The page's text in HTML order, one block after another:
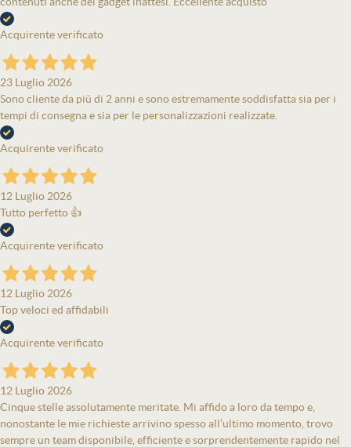
Acquirente verificato
23 Luglio 2026
Sono cliente da più di 2 anni e sono estremamente soddisfatta sia per i
tempi di consegna e sia per le personalizzazioni realizzate.
Acquirente verificato
12 Luglio 2026
Tutto perfetto 👍
Acquirente verificato
12 Luglio 2026
Top veloci ed affidabili
Acquirente verificato
12 Luglio 2026
Cinque stelle assolutamente meritate. Mi affido a loro da tempo e,
nonostante le mie richieste arrivino spesso all’ultimo momento, trovo
sempre un team disponibile, efficiente e sorprendentemente rapido nel